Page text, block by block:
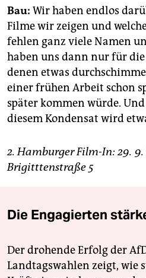
Bau: Wir haben endlos
Filme wir zeigen und
fehlen ganz viele Namen
haben uns dann nur für
denen etwas
einer frühen Arbeit schon
später kommen würde.
diesem Kondensat wird
2. Hamburger Film-In: 29. 9.
Brigitttenstraße 5
Die Engagierten
Der drohende Erfolg der
Landtagswahlen zeigt, wie